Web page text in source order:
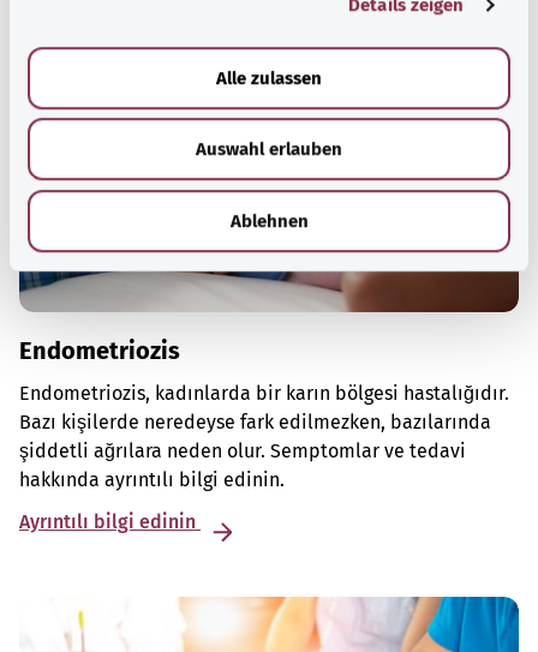
Details zeigen
Alle zulassen
Auswahl erlauben
Ablehnen
Endometriozis
Endometriozis, kadınlarda bir karın bölgesi hastalığıdır.
Bazı kişilerde neredeyse fark edilmezken, bazılarında
şiddetli ağrılara neden olur. Semptomlar ve tedavi
hakkında ayrıntılı bilgi edinin.
Ayrıntılı bilgi edinin